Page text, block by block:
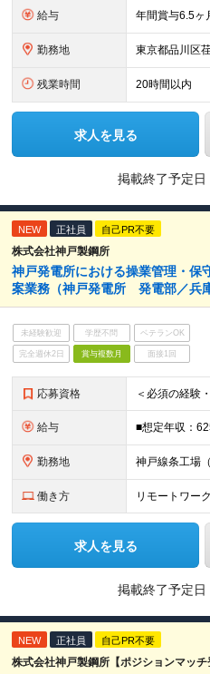
給与
勤務地
残業時間 20時間以内
求人を見る
掲載終了予定日
NEW 正社員 自己PR不要
株式会社神戸製鋼所
神戸発電所における操業管理・保
案業務（神戸発電所 発電部／兵
未経験歓迎 学歴不問 ベテランOK
完全週休2日 賞与複数月 面接1回
応募資格
給与
勤務地
働き方 リモートワー
求人を見る
掲載終了予定日
NEW 正社員 自己PR不要
株式会社神戸製鋼所【ポジションマッチ